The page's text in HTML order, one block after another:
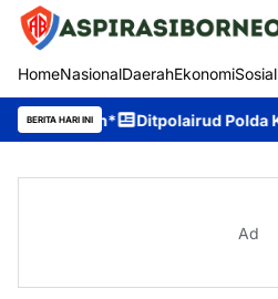
HomeNasionalDaerahEkonomi
BERITA HARI INIPolda Kalteng Sambangi
Ad